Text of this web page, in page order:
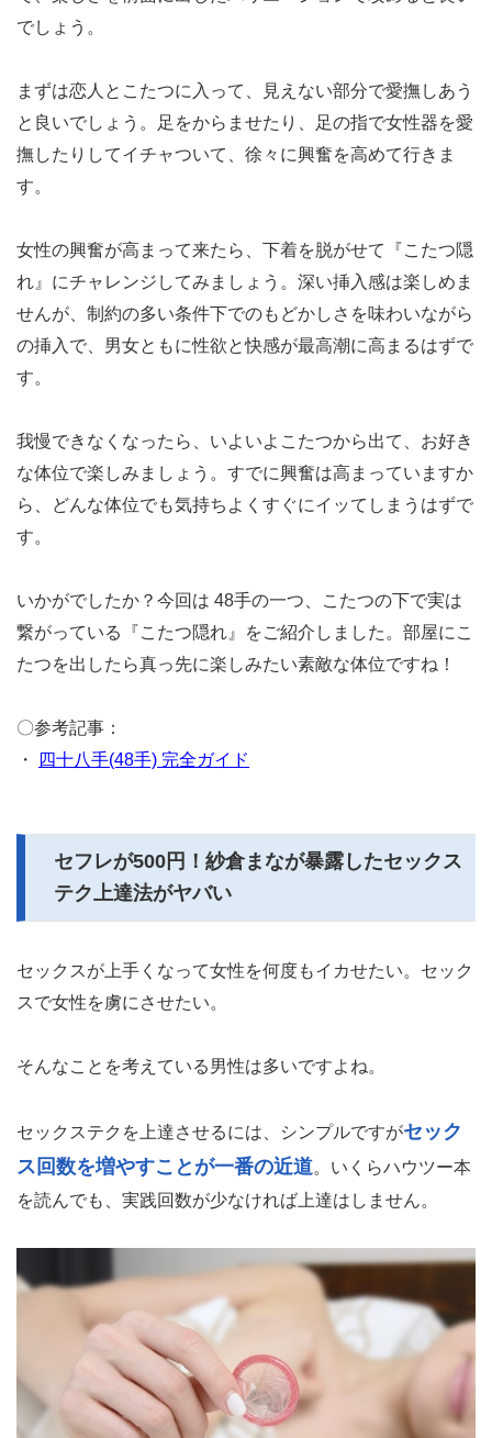
でしょう。
まずは恋人とこたつに入って、見えない部分で愛撫しあう
と良いでしょう。足をからませたり、足の指で女性器を愛
撫したりしてイチャついて、徐々に興奮を高めて行きま
す。
女性の興奮が高まって来たら、下着を脱がせて『こたつ隠
れ』にチャレンジしてみましょう。深い挿入感は楽しめま
せんが、制約の多い条件下でのもどかしさを味わいながら
の挿入で、男女ともに性欲と快感が最高潮に高まるはずで
す。
我慢できなくなったら、いよいよこたつから出て、お好き
な体位で楽しみましょう。すでに興奮は高まっていますか
ら、どんな体位でも気持ちよくすぐにイッてしまうはずで
す。
いかがでしたか？今回は 48手の一つ、こたつの下で実は
繋がっている『こたつ隠れ』をご紹介しました。部屋にこ
たつを出したら真っ先に楽しみたい素敵な体位ですね！
〇参考記事：
・
四十八手(48手) 完全ガイド
セフレが500円！紗倉まなが暴露したセックス
テク上達法がヤバい
セックスが上手くなって女性を何度もイカせたい。セック
スで女性を虜にさせたい。
そんなことを考えている男性は多いですよね。
セックステクを上達させるには、シンプルですがセック
ス回数を増やすことが一番の近道。いくらハウツー本
を読んでも、実践回数が少なければ上達はしません。